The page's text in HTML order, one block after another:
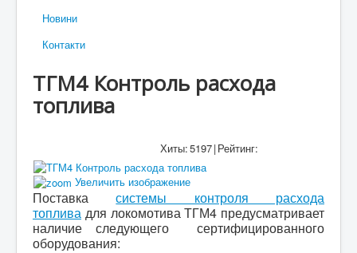
Новини
Контакти
ТГМ4 Контроль расхода
топлива
Хиты:5197|Рейтинг:
Увеличить изображение
Поставкасистемы контроля расхода
топлива для локомотива ТГМ4 предусматривает
наличие следующего сертифицированного
оборудования: